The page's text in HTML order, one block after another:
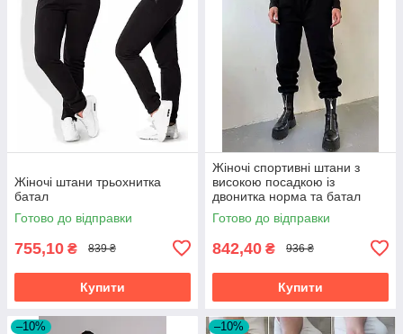
Жіночі штани трьохнитка
батал
Готово до відправки
755,10 ₴ 839 ₴
Купити
Жіночі спортивні штани з
високою посадкою із
двонитка норма та батал
Готово до відправки
842,40 ₴ 936 ₴
Купити
–10% –10%